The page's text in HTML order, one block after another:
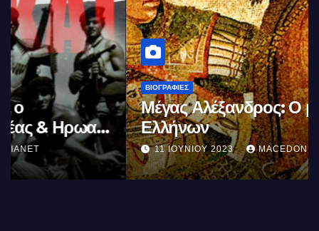
ΒΙΟΓΡΑΦΊΕΣ
Μέγας Αλέξανδρος: Ο μέγιστος των
Ελλήνων
11 ΙΟΥΝΊΟΥ 2023 MACEDONIANET